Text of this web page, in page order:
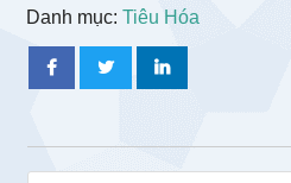
Danh mục:Tiêu Hóa